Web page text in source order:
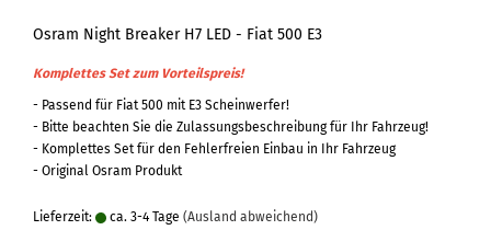
Osram Night Breaker H7 LED - Fiat 500 E3
Komplettes Set zum Vorteilspreis!
- Passend für Fiat 500 mit E3 Scheinwerfer!
- Bitte beachten Sie die Zulassungsbeschreibung für Ihr Fahrzeug!
- Komplettes Set für den Fehlerfreien Einbau in Ihr Fahrzeug
- Original Osram Produkt
Lieferzeit: ca. 3-4 Tage (Ausland abweichend)